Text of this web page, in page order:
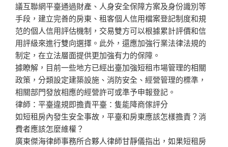
議互聯網平臺通過財產、人身安全保障方案及身份識別等
手段，建立完善的房東、租客個人信用檔案登記制度和規
范的個人信用評估機制，交易雙方可以根據累計評價和信
用評級來進行雙向選擇。此外，還應加強行業法律法規的
制定，在立法層面提供更加強有力的保障。
據瞭解，目前一些地方已經出臺加強短租市場管理的相關
政策，分類設定建築設施、消防安全、經營管理的標準，
相關部門發放相應的經營許可或準予申報登記。
律師：平臺違規即擔責平臺：隻能降商傢評分
如短租房內發生安全事故，平臺和房東應該怎樣擔責？消
費者應該怎麼維權？
廣東傑海律師事務所合夥人律師甘靜儀指出，如果短租房